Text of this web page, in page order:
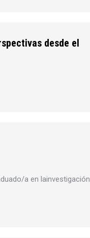
desde el
a en lainvestigación